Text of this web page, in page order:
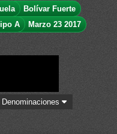
Bolívar Fuerte
A
Marzo 23 2017
Denominaciones